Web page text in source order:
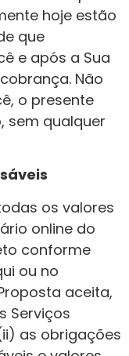
hoje estão
que
e após a Sua
Não
o presente
sem qualquer
os valores
online do
conforme
ou no
aceita,
Serviços
as obrigações